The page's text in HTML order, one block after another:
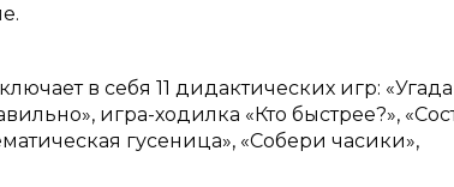
в себя 11 дидактических игр:
игра-ходилка «Кто быстрее?»,
гусеница», «Собери часики»,